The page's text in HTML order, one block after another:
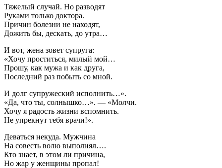
Тяжелый случай. Но разводят
Руками только доктора.
Причин болезни не находят,
Дожить бы, дескать, до утра…
И вот, жена зовет супруга:
«Хочу проститься, милый мой…
Прошу, как мужа и как друга,
Последний раз побыть со мной.
И долг супружеский исполнить…».
«Да, что ты, солнышко…». — «Молчи.
Хочу я радость жизни вспомнить.
Не упрекнут тебя врачи!».
Деваться некуда. Мужчина
На совесть волю выполнял….
Кто знает, в этом ли причина,
Но жар у женщины пропал!